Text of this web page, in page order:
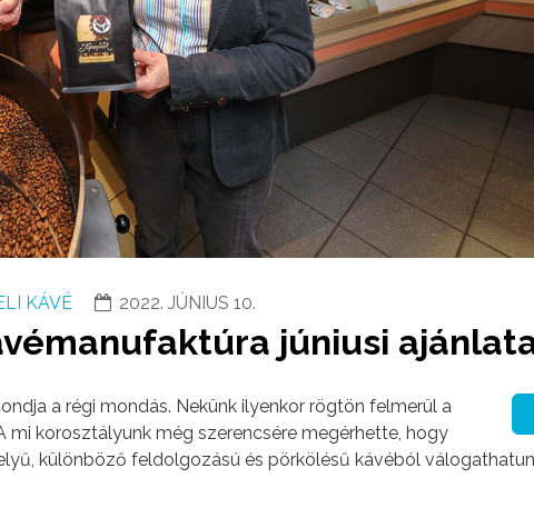
KÁVÉ 2022. JÚNIUS 10.
júniusi
a régi mondás. Nekünk ilyenkor rögtön felmerül a
mi korosztályunk még szerencsére megérhette, hogy
különböző feldolgozású és pörkölésű kávéból